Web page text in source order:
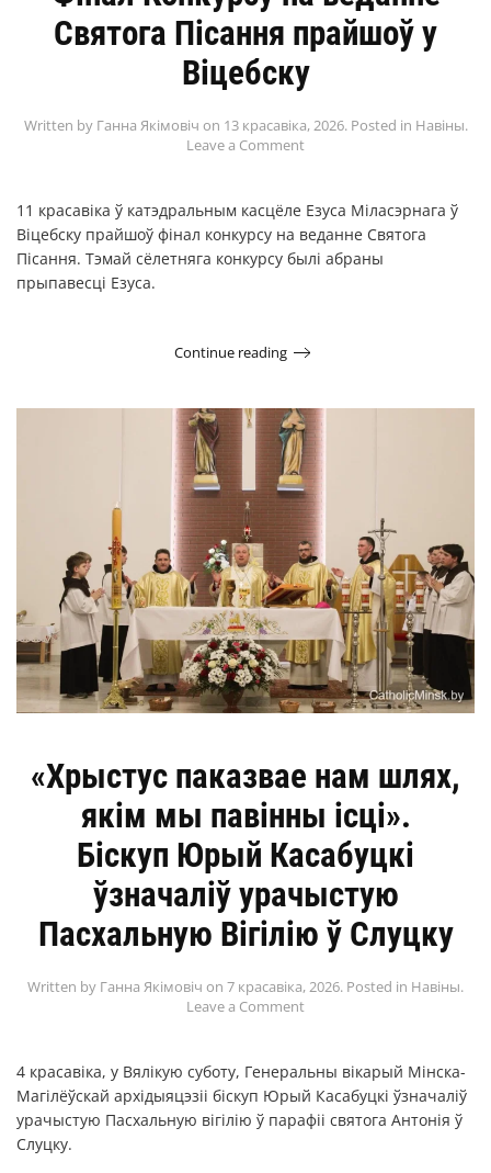
Святога Пісання прайшоў у
Віцебску
Written by Ганна Якімовіч on 13 красавіка, 2026. Posted in Навіны.
Leave a Comment
11 красавіка ў катэдральным касцёле Езуса Міласэрнага ў
Віцебску прайшоў фінал конкурсу на веданне Святога
Пісання. Тэмай сёлетняга конкурсу былі абраны
прыпавесці Езуса.
Continue reading
«Хрыстус паказвае нам шлях,
якім мы павінны ісці».
Біскуп Юрый Касабуцкі
ўзначаліў урачыстую
Пасхальную Вігілію ў Слуцку
Written by Ганна Якімовіч on 7 красавіка, 2026. Posted in Навіны.
Leave a Comment
4 красавіка, у Вялікую cуботу, Генеральны вікарый Мінска-
Магілёўскай архідыяцэзіі біскуп Юрый Касабуцкі ўзначаліў
урачыстую Пасхальную вігілію ў парафіі святога Антонія ў
Слуцку.